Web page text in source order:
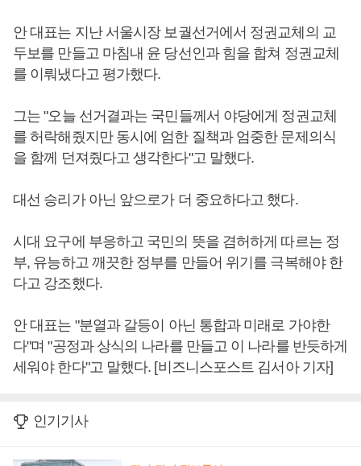
안 대표는 지난 서울시장 보궐선거에서 정권교체의 교
두보를 만들고 마침내 윤 당선인과 힘을 합쳐 정권교체
를 이뤄냈다고 평가했다.
그는 "오늘 선거결과는 국민들께서 야당에게 정권교체
를 허락해줬지만 동시에 엄한 질책과 엄중한 문제의식
을 함께 던져줬다고 생각한다"고 말했다.
대선 승리가 아닌 앞으로가 더 중요하다고 했다.
시대 요구에 부응하고 국민의 뜻을 겸허하게 따르는 정
부, 유능하고 깨끗한 정부를 만들어 위기를 극복해야 한
다고 강조했다.
안 대표는 "분열과 갈등이 아닌 통합과 미래로 가야한
다"며 "공정과 상식의 나라를 만들고 이 나라를 반듯하게
세워야 한다"고 말했다. [비즈니스포스트 김서아 기자]
인기기사